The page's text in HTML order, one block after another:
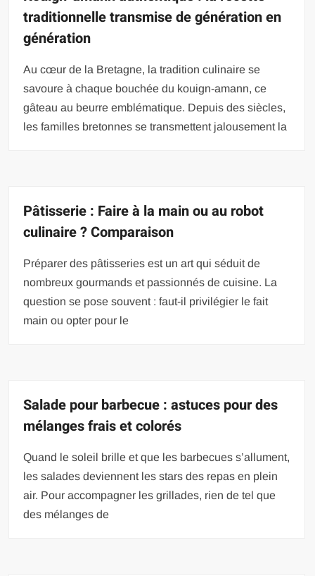
traditionnelle transmise de génération en
génération
Au cœur de la Bretagne, la tradition culinaire se
savoure à chaque bouchée du kouign-amann, ce
gâteau au beurre emblématique. Depuis des siècles,
les familles bretonnes se transmettent jalousement la
Pâtisserie : Faire à la main ou au robot
culinaire ? Comparaison
Préparer des pâtisseries est un art qui séduit de
nombreux gourmands et passionnés de cuisine. La
question se pose souvent : faut-il privilégier le fait
main ou opter pour le
Salade pour barbecue : astuces pour des
mélanges frais et colorés
Quand le soleil brille et que les barbecues s’allument,
les salades deviennent les stars des repas en plein
air. Pour accompagner les grillades, rien de tel que
des mélanges de